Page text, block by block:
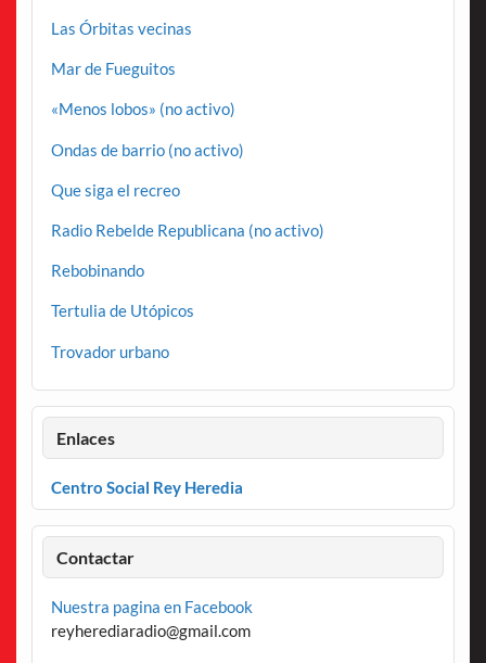
Las Órbitas vecinas
Mar de Fueguitos
«Menos lobos» (no activo)
Ondas de barrio (no activo)
Que siga el recreo
Radio Rebelde Republicana (no activo)
Rebobinando
Tertulia de Utópicos
Trovador urbano
Enlaces
Centro Social Rey Heredia
Contactar
Nuestra pagina en Facebook
reyherediaradio@gmail.com